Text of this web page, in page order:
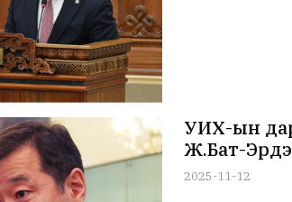
УИХ-ын
Ж.Бат-
2025-11-12